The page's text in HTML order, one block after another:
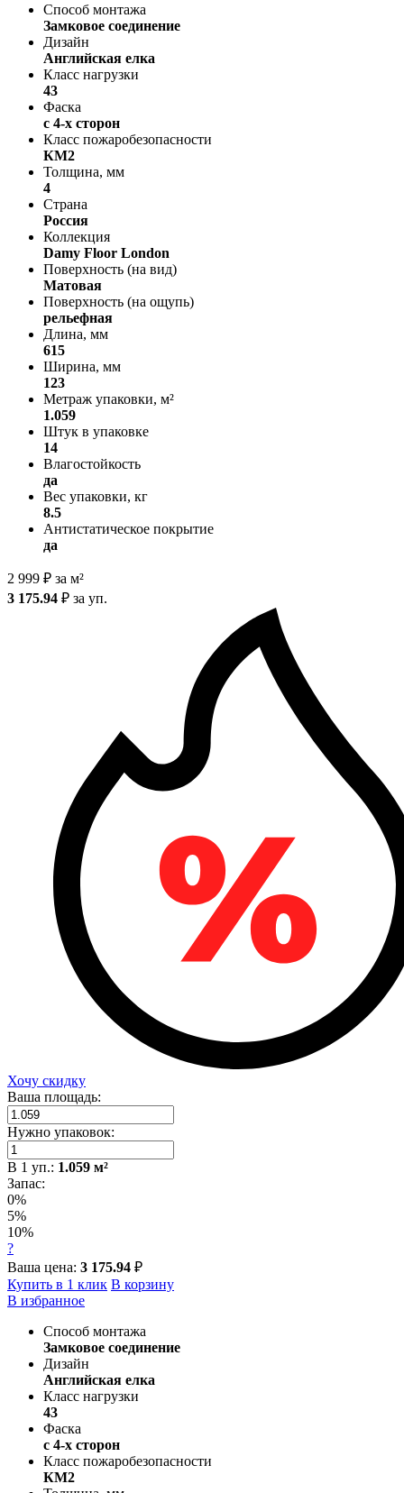
Способ монтажа
Замковое соединение
Дизайн
Английская елка
Класс нагрузки
43
Фаска
с 4-х сторон
Класс пожаробезопасности
КМ2
Толщина, мм
4
Страна
Россия
Коллекция
Damy Floor London
Поверхность (на вид)
Матовая
Поверхность (на ощупь)
рельефная
Длина, мм
615
Ширина, мм
123
Метраж упаковки, м²
1.059
Штук в упаковке
14
Влагостойкость
да
Вес упаковки, кг
8.5
Антистатическое покрытие
да
2 999 ₽ за м²
3 175.94 ₽ за уп.
Хочу скидку
Ваша площадь:
Нужно упаковок:
В 1 уп.: 1.059 м²
Запас:
0%
5%
10%
?
Ваша цена: 3 175.94 ₽
Купить в 1 клик В корзину
В избранное
Способ монтажа
Замковое соединение
Дизайн
Английская елка
Класс нагрузки
43
Фаска
с 4-х сторон
Класс пожаробезопасности
КМ2